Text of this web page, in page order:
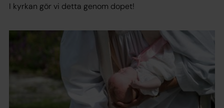
I kyrkan gör vi detta genom dopet!